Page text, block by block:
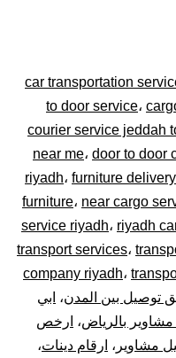
بالرياض|
–
توصيل
نقل
البضائع
car transportation
to door service،
courier service jeddah
near me، door to door
riyadh، furniture
furniture، near cargo
service riyadh، riyadh
transport services،
company riyadh،
توصيل بين المدن، ابي
بالرياض، ارخص
مشاوير ، ارقام دينات،